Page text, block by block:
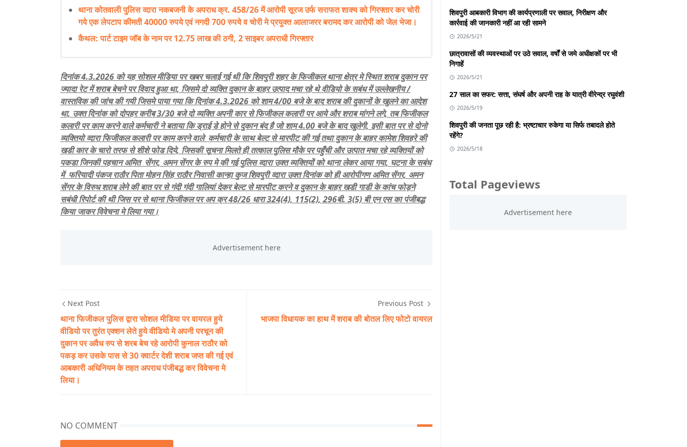
थाना कोतवाली पुलिस व्दारा नकबजनी के अपराध क्र. 458/26 में आरोपी सूरज उर्फ सराफत शाक्य को गिरफ्तार कर चोरी
गये एक लेपटाप कीमती 40000 रुपये एवं नगदी 700 रुपये व चोरी मे प्रयुक्त आलाजरर बरामद कर आरोपी को जेल भेजा।
कैथल: पार्ट टाइम जॉब के नाम पर 12.75 लाख की ठगी, 2 साइबर अपराधी गिरफ्तार
दिनांक 4.3.2026 को यह सोशल मीडिया पर खबर चलाई गई थी कि शिवपुरी शहर के फिजीकल थाना क्षेत्र मे स्थित शराब दुकान पर
ज्यादा रेट में शराब बेचने पर विवाद हुआ था, जिसमे दो व्यक्ति दुकान के बाहर उत्पाद मचा रहे थे वीडियो के सबंध में उल्लेखनीय /
वास्तविक की जांच की गयी जिसमे पाया गया कि दिनांक 4.3.2026 को शाम 4/00 बजे के बाद शराब की दुकानों के खुलने का आदेश
था, उक्त दिनांक को दोपहर करीब 3/30 बजे दो व्यक्ति अपनी कार से फिजीकल कलारी पर आये और शराब मांगने लगे, तब फिजीकल
कलारी पर काम करने वाले कर्मचारी ने बताया कि ड्राई डे होने से दुकान बंद है जो शाम 4.00 बजे के बाद खुलेगी, इसी बात पर से दोनो
व्यक्तियो व्दारा फिजीकल कलारी पर काम करने वाले कर्मचारी के साथ बेल्ट से मारपीट की गई तथा दुकान के बाहर कामेश शिवहरे की
खडी कार के चारो तरफ से शीशे फोड दिये, जिसकी सूचना मिलते ही तत्काल पुलिस मौके पर पहुँची और उत्पात मचा रहे व्यक्तियों को
पकडा जिनकी पहचान अमित सेंगर, अमन सेंगर के रुप मे की गई पुलिस व्दारा उक्त व्यक्तियों को थाना लेकर आया गया, घटना के सबंध
में फरियादी पंकज राठौर पिता मोहन सिंह राठौर निवासी कान्हा कुज शिवपुरी व्दारा उक्त दिनांक को ही आरोपीगण अमित सेंगर, अमन
सेंगर के विरुध शऱाब लेने की बात पर से गंदी गंदी गालियां देकर बेल्ट से मारपीट करने व दुकान के बाहर खडी गाडी के कांच फोड़ने
सबंधी रिपोर्ट की थी जिस पर से थाना फिजीकल पर अप क्र 48/26 धारा 324(4), 115(2), 296बी. 3(5) बी एन एस का पंजीबद्ध
किया जाकर विवेचना मे लिया गया।
Next Post
थाना फिजीकल पुलिस द्वारा सोशल मीडिया पर वायरल हुये
वीडियो पर तुरंत एक्शन लेते हुये वीडियो मे अपनी परचून की
दुकान पर अवैध रुप से शरब बेच रहे आरोपी कुनाल राठौर को
पकड़ कर उसके पास से 30 क्वार्टर देशी शराब जप्त की गई एवं
आबकारी अधिनियम के तहत अपराध पंजीबद्ध कर विवेचना मे
लिया।
Previous Post
भाजपा विधायक का हाथ में शराब की बोतल लिए फोटो वायरल
NO COMMENT
शिवपुरी आबकारी विभाग की कार्यप्रणाली पर सवाल, निरीक्षण और
कार्रवाई की जानकारी नहीं आ रही सामने
2026/5/21
छात्रावासों की व्यवस्थाओं पर उठे सवाल, वर्षों से जमे अधीक्षकों पर भी
निगाहें
2026/5/21
27 साल का सफर: सत्ता, संघर्ष और अपनी राह के यात्री वीरेन्द्र रघुवंशी
2026/5/19
शिवपुरी की जनता पूछ रही है: भ्रष्टाचार रुकेगा या सिर्फ तबादले होते
रहेंगे?
2026/5/18
Total Pageviews